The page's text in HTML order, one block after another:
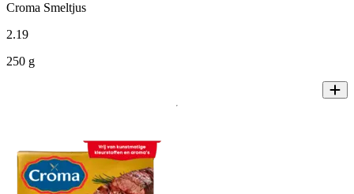
Croma Smeltjus
2.19
250 g